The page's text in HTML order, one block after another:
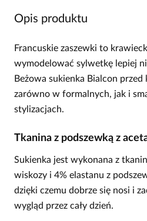
Opis produktu
Francuskie zaszewki to
wymodelować sylwetkę lepiej
Beżowa sukienka Bialcon
zarówno w formalnych, jak i
stylizacjach.
Tkanina z podszewką z
Sukienka jest wykonana z
wiskozy i 4% elastanu z
dzięki czemu dobrze się nosi i
wygląd przez cały dzień.